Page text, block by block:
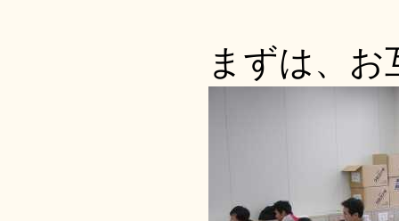
まずは、お